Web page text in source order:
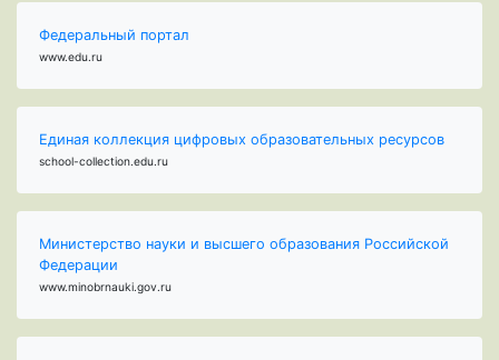
Федеральный портал
www.edu.ru
Единая коллекция цифровых образовательных ресурсов
school-collection.edu.ru
Министерство науки и высшего образования Российской
Федерации
www.minobrnauki.gov.ru